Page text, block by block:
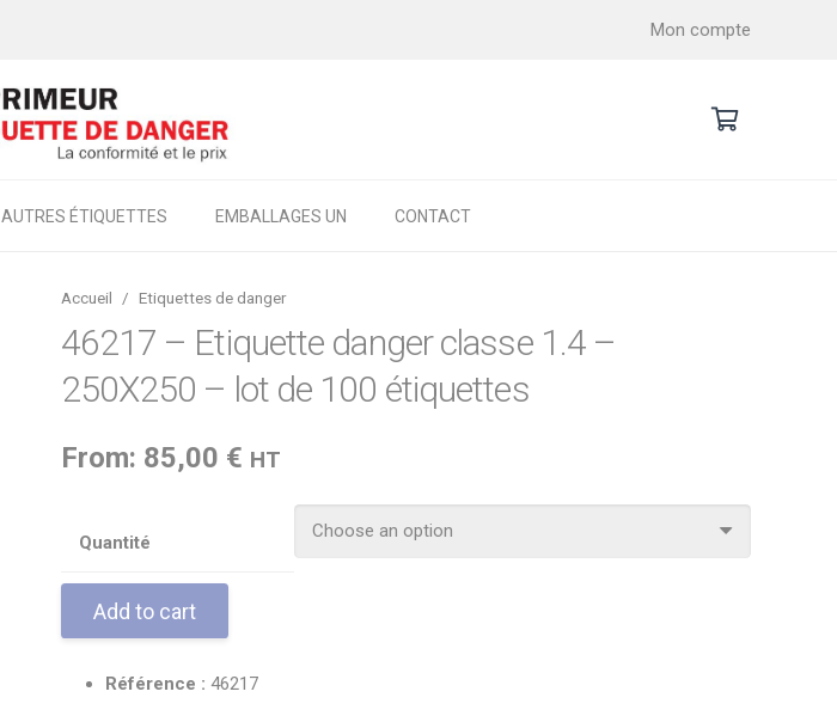
Mon compte
AUTRES ÉTIQUETTES EMBALLAGES UN CONTACT
Accueil / Etiquettes de danger
46217 – Etiquette danger classe 1.4 –
250X250 – lot de 100 étiquettes
From: 85,00 € HT
Quantité
Add to cart
Référence : 46217